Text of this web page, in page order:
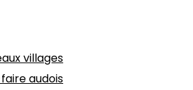
villages
audois